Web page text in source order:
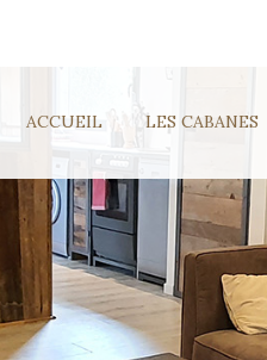
ACCUEIL LES CABANES